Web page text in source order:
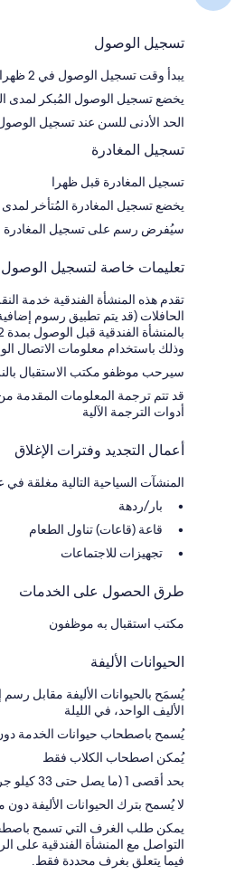
تسجيل الوصول
يبدأ وقت تسجيل الوصول في 2 ظهرا
يخضع تسجيل الوصول المُبكر لمدى
الحد الأدنى للسن عند تسجيل الوصول:
تسجيل المغادرة
تسجيل المغادرة قبل ظهرا
يخضع تسجيل المغادرة المُتأخر لمدى
سيُفرض رسم على تسجيل المغادرة
تعليمات خاصة لتسجيل الوصول
تقدم هذه المنشأة الفندقية خدمة
الحافلات (قد يتم تطبيق رسوم
وذلك باستخدام معلومات الاتصال
سيرحب موظفو مكتب الاستقبال
قد تتم ترجمة المعلومات المقدمة
أدوات الترجمة الآلية
أعمال التجديد وفترات الإغلاق
المنشآت السياحية التالية مغلقة في
بار/ردهة
قاعة (قاعات) تناول الطعام
تجهيزات للاجتماعات
طرق الحصول على الخدمات
مكتب استقبال به موظفون
الحيوانات الأليفة
الأليف الواحد، في الليلة
يُسمح باصطحاب حيوانات الخدمة
يُمكن اصطحاب الكلاب فقط
بحد أقصى 1 (ما يصل حتى 33 كيلو جرامًا لكل حيوان أليف)
لا يُسمح بترك الحيوانات الأليفة
يمكن طلب الغرف التي تسمح
التواصل مع المنشأة الفندقية على
فيما يتعلق بغرف محددة فقط.